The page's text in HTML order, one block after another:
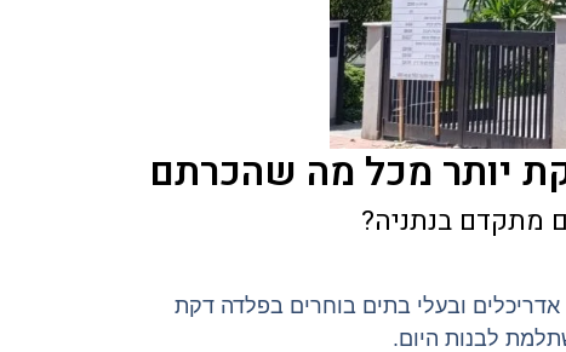
יותר מכל מה שהכרתם
מתקדם בנתניה?
אדריכלים ובעלי בתים בוחרים בפלדה דקת
לבנות היום.